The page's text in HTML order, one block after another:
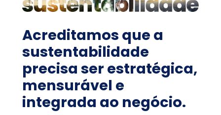
Acreditamos que a
sustentabilidade
precisa ser estratégica,
mensurável e
integrada ao negócio.